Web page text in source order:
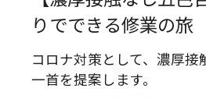
りでできる修業の旅
コロナ対策として、濃厚接
一首を提案します。